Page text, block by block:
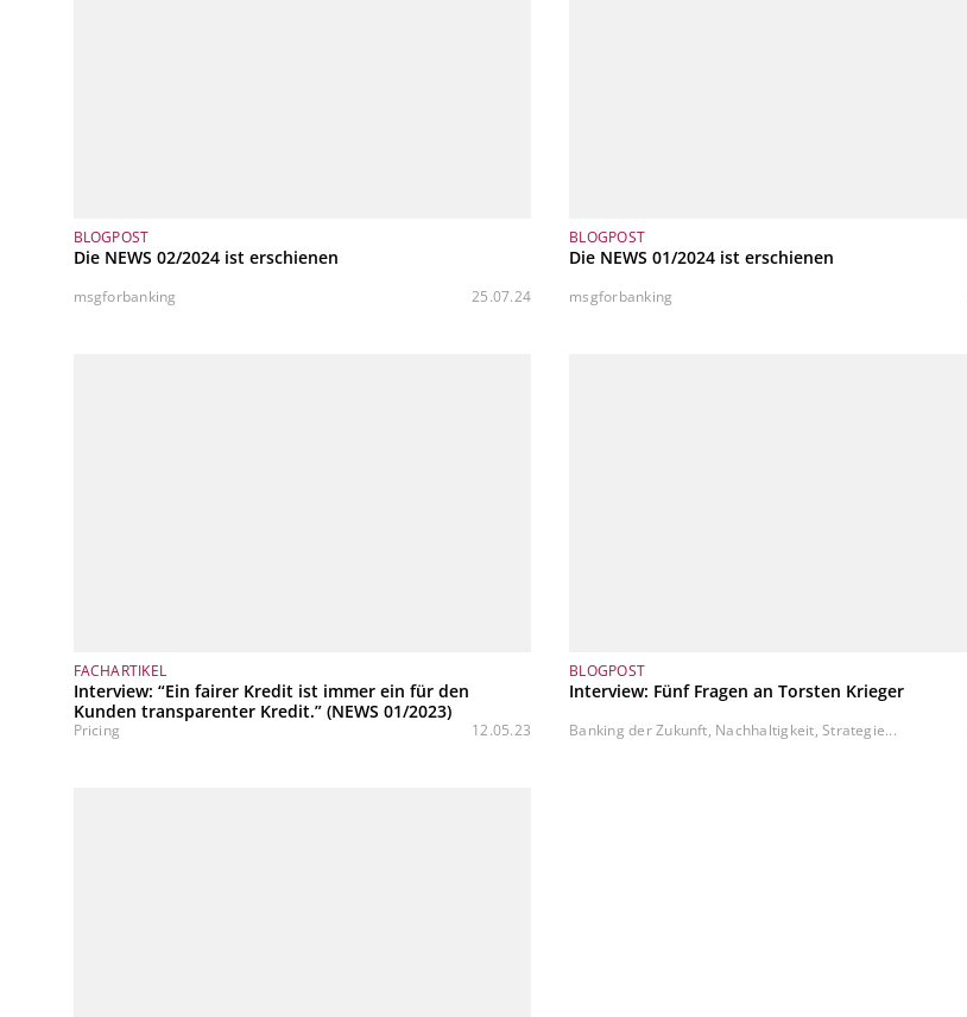
BLOGPOST
Die NEWS 02/2024 ist erschienen
msgforbanking 25.07.24
BLOGPOST
Die NEWS 01/2024 ist erschienen
msgforbanking
FACHARTIKEL
Interview: “Ein fairer Kredit ist immer ein für den
Kunden transparenter Kredit.” (NEWS 01/2023)
Pricing 12.05.23
BLOGPOST
Interview: Fünf Fragen an Torsten Krieger
Banking der Zukunft, Nachhaltigkeit, Strategie...